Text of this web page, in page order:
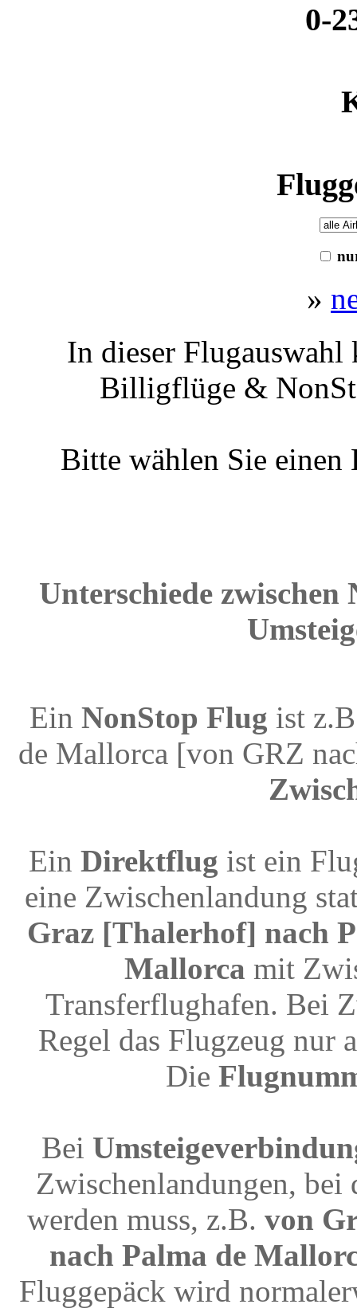
0-
»
In dieser
Billigflüge &
Bitte wählen Sie
Unterschiede
Ein NonStop Flug ist
de Mallorca [von GRZ
Ein Direktflug ist ein
eine Zwischenlandung
Graz [Thalerhof] nach
Mallorca mit
Transferflughafen. Bei
Regel das Flugzeug nur
Die
Bei
Zwischenlandungen, bei
werden muss, z.B. von
nach Palma de
Fluggepäck wird